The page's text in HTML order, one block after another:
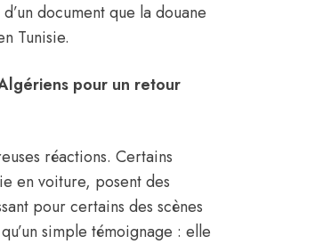
document que la douane
Tunisie.
pour un retour
réactions. Certains
en voiture, posent des
pour certains des scènes
simple témoignage : elle